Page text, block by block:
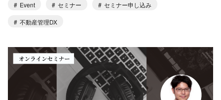
Event セミナー セミナー申し込み
不動産管理DX